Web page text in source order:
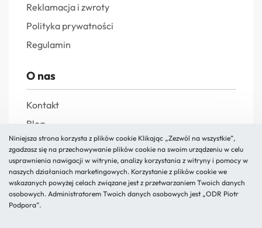
Reklamacja i zwroty
Polityka prywatności
Regulamin
O nas
Kontakt
Blog
Niniejsza strona korzysta z plików cookie Klikając „Zezwól na wszystkie”,
zgadzasz się na przechowywanie plików cookie na swoim urządzeniu w celu
usprawnienia nawigacji w witrynie, analizy korzystania z witryny i pomocy w
naszych działaniach marketingowych. Korzystanie z plików cookie we
wskazanych powyżej celach związane jest z przetwarzaniem Twoich danych
osobowych. Administratorem Twoich danych osobowych jest „ODR Piotr
Podpora”.